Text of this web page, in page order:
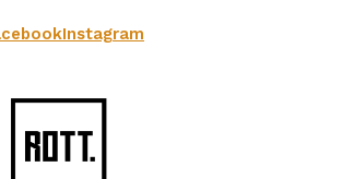
Instagram